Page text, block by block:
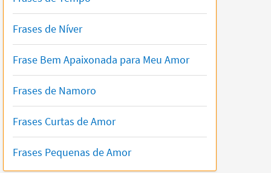
Frases de Níver
Frase Bem Apaixonada para Meu Amor
Frases de Namoro
Frases Curtas de Amor
Frases Pequenas de Amor